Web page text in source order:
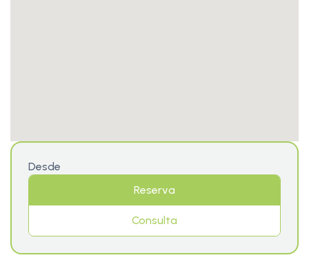
Desde
Reserva
Consulta